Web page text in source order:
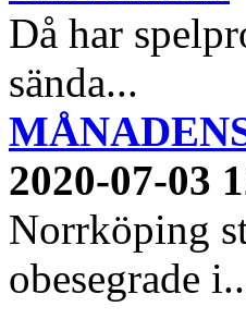
Då har
sända...
2020-07-03
Norrköping
obesegrade